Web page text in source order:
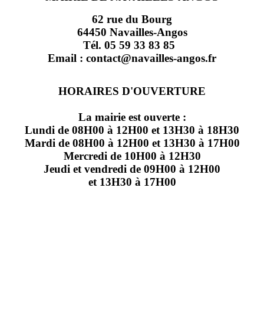
62 rue du Bourg
64450 Navailles-Angos
Tél. 05 59 33 83 85
Email : contact@navailles-angos.fr
HORAIRES D'OUVERTURE
La mairie est ouverte :
Lundi de 08H00 à 12H00 et 13H30 à 18H30
Mardi de 08H00 à 12H00 et 13H30 à 17H00
Mercredi de 10H00 à 12H30
Jeudi et vendredi de 09H00 à 12H00
et 13H30 à 17H00